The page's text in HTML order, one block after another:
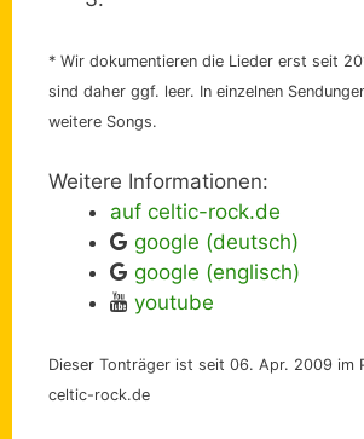
* Wir dokumentieren die Lieder erst seit
sind daher ggf. leer. In einzelnen
weitere Songs.
Weitere Informationen:
auf celtic-rock.de
google (deutsch)
google (englisch)
youtube
Dieser Tonträger ist seit 06. Apr. 2009 im
celtic-rock.de